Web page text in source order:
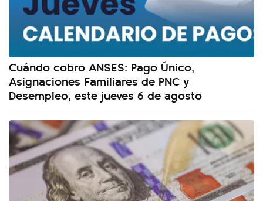
Cuándo cobro ANSES: Pago Único,
Asignaciones Familiares de PNC y
Desempleo, este jueves 6 de agosto